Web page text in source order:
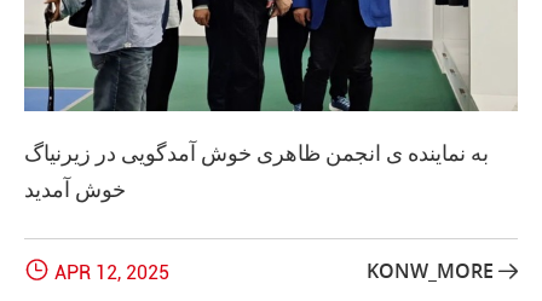
به نماینده ی انجمن ظاهری خوش آمدگویی در زیرنیاگ
خوش آمدید
 APR 12, 2025 KONW_MORE 